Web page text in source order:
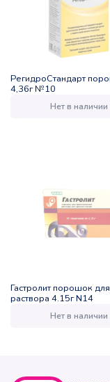
РегидроСтандарт
4,36г №10
Нет в наличии
Гастролит порошок
раствора 4.15г N14
Нет в наличии